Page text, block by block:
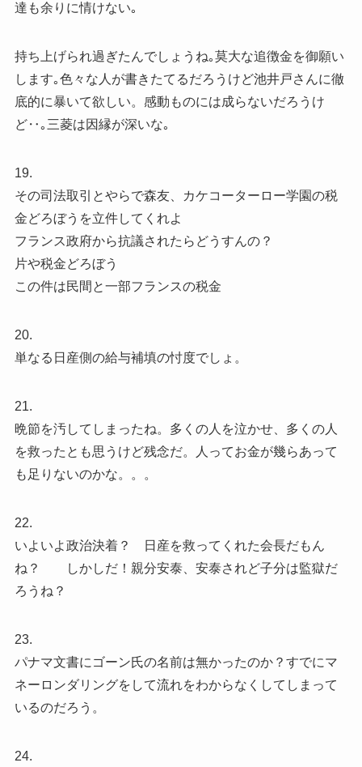
達も余りに情けない｡
持ち上げられ過ぎたんでしょうね｡莫大な追徴金を御願い
します｡色々な人が書きたてるだろうけど池井戸さんに徹
底的に暴いて欲しい。感動ものには成らないだろうけ
ど‥｡三菱は因縁が深いな｡
19.
その司法取引とやらで森友、カケコーターロー学園の税
金どろぼうを立件してくれよ
フランス政府から抗議されたらどうすんの？
片や税金どろぼう
この件は民間と一部フランスの税金
20.
単なる日産側の給与補填の忖度でしょ。
21.
晩節を汚してしまったね。多くの人を泣かせ、多くの人
を救ったとも思うけど残念だ。人ってお金が幾らあって
も足りないのかな。。。
22.
いよいよ政治決着？ 日産を救ってくれた会長だもん
ね？ しかしだ！親分安泰、安泰されど子分は監獄だ
ろうね？
23.
パナマ文書にゴーン氏の名前は無かったのか？すでにマ
ネーロンダリングをして流れをわからなくしてしまって
いるのだろう。
24.